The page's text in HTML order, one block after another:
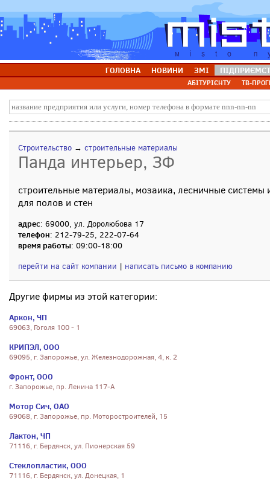
ГОЛОВНА НОВИНИ ЗМІ
АБІТУРІЄНТУ ТВ-
Строительство → строительные материалы
Панда интерьер, ЗФ
строительные материалы, мозаика, лесничные
для полов и стен
адрес: 69000, ул. Доролюбова 17
телефон: 212-79-25, 222-07-64
время работы: 09:00-18:00
перейти на сайт компании | написать письмо в компанию
Другие фирмы из этой категории:
Аркон, ЧП
69063, Гоголя 100 - 1
КРИПЭЛ, ООО
69095, г. Запорожье, ул. Железнодорожная, 4, к. 2
Фронт, ООО
г. Запорожье, пр. Ленина 117-А
Мотор Сич, ОАО
69068, г. Запорожье, пр. Моторостроителей, 15
Лактон, ЧП
71116, г. Бердянск, ул. Пионерская 59
Стеклопластик, ООО
71116, г. Бердянск, ул. Донецкая, 1